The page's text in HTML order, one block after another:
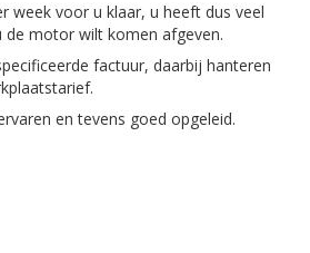
week voor u klaar, u heeft dus veel
de motor wilt komen afgeven.
factuur, daarbij hanteren
en tevens goed opgeleid.